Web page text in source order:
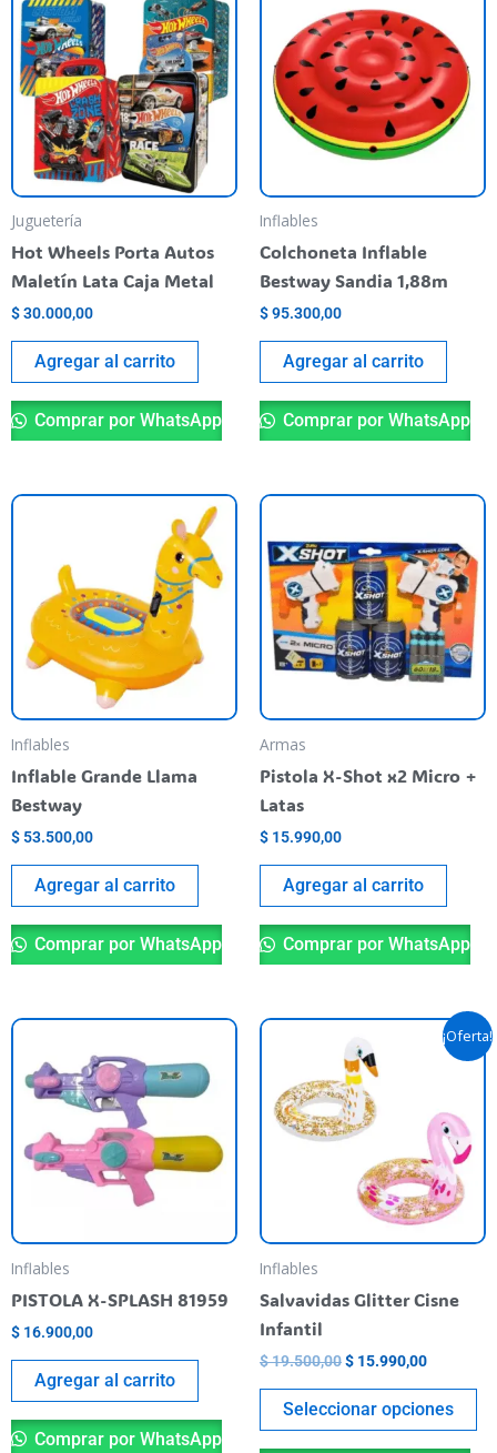
Juguetería
Hot Wheels Porta Autos
Maletín Lata Caja Metal
$30.000,00
Agregar al carrito
Comprar por WhatsApp
Inflables
Colchoneta Inflable
Bestway Sandia 1,88m
$95.300,00
Agregar al carrito
Comprar por WhatsApp
Inflables
Inflable Grande Llama
Bestway
$ 53.500,00
Agregar al carrito
Comprar por WhatsApp
Armas
Pistola X-Shot x2 Micro +
Latas
$ 15.990,00
Agregar al carrito
Comprar por WhatsApp
Inflables
PISTOLA X-SPLASH 81959
$ 16.900,00
Agregar al carrito
Comprar por WhatsApp
¡Oferta!
Inflables
Salvavidas Glitter Cisne
Infantil
$19.500,00
Original
price
was:
$ 19.500,00.
$ 15.990,00
Current
price
Seleccionar opciones